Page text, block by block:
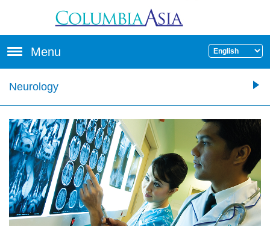
Menu
Neurology